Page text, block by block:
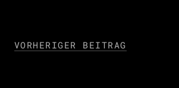
VORHERIGER BEITRAG